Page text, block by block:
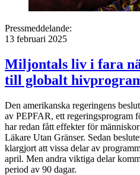
Pressmeddelande:
13 februari 2025
Miljontals liv i fara
till globalt
Den amerikanska regeringens
av PEPFAR, ett regeringsprogram
har redan fått effekter för
Läkare Utan Gränser. Sedan
klargjort att vissa delar av
april. Men andra viktiga delar
period av 90 dagar.